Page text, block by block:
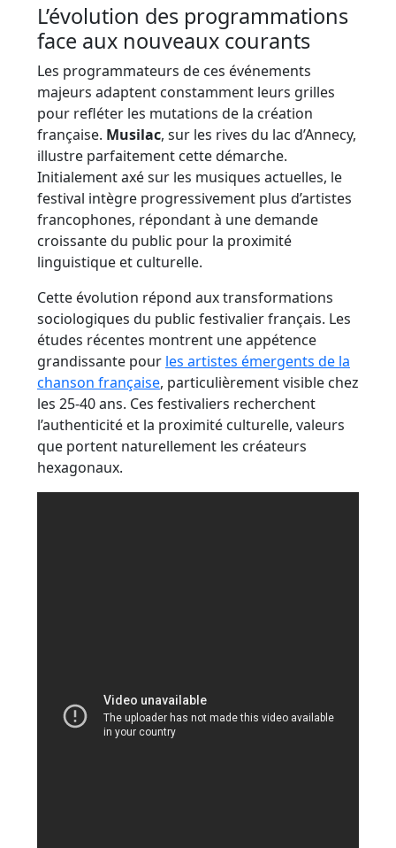
L’évolution des programmations
face aux nouveaux courants
Les programmateurs de ces événements
majeurs adaptent constamment leurs grilles
pour refléter les mutations de la création
française. Musilac, sur les rives du lac d’Annecy,
illustre parfaitement cette démarche.
Initialement axé sur les musiques actuelles, le
festival intègre progressivement plus d’artistes
francophones, répondant à une demande
croissante du public pour la proximité
linguistique et culturelle.
Cette évolution répond aux transformations
sociologiques du public festivalier français. Les
études récentes montrent une appétence
grandissante pour les artistes émergents de la
chanson française, particulièrement visible chez
les 25-40 ans. Ces festivaliers recherchent
l’authenticité et la proximité culturelle, valeurs
que portent naturellement les créateurs
hexagonaux.